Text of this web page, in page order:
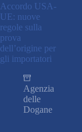
Accordo USA-
UE: nuove
regole sulla
prova
dell’origine per
gli importatori
Agenzia
delle
Dogane